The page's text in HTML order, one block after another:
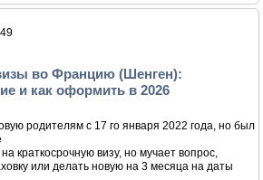
во Францию (Шенген):
и как оформить в 2026
родителям с 17 го января 2022 года, но был
краткосрочную визу, но мучает вопрос,
или делать новую на 3 месяца на даты